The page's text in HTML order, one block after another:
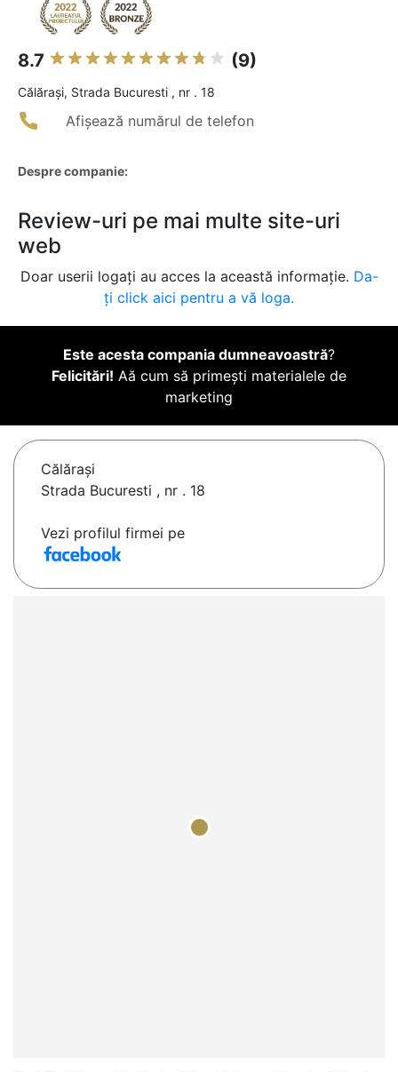
8.7 (9)
Călăraşi, Strada Bucuresti , nr . 18
Afișează numărul de telefon
Despre companie:
Review-uri pe mai multe site-uri
web
Doar userii logați au acces la această informație. Da-
ți click aici pentru a vă loga.
Este acesta compania dumneavoastră?
Felicitări! Aă cum să primești materialele de
marketing
Călăraşi
Strada Bucuresti , nr . 18
Vezi profilul firmei pe